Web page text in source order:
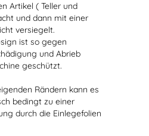
Artikel ( Teller und
und dann mit einer
versiegelt.
ist so gegen
und Abrieb
geschützt.
Rändern kann es
bedingt zu einer
durch die Einlegefolien